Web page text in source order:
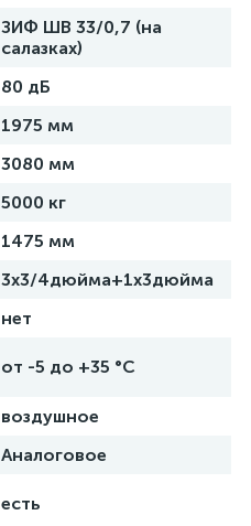
ЗИФ ШВ 33/0,7 (на
салазках)
80 дБ
1975 мм
3080 мм
5000 кг
1475 мм
3х3/4дюйма+1х3дюйма
нет
от -5 до +35 °C
воздушное
Аналоговое
есть